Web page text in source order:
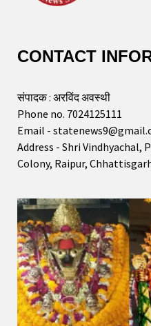
CONTACT
संपादक : अरविंद अवस्थी
Phone no. 7024125111
Email -
Address - Shri Vindhyachal,
Colony, Raipur,